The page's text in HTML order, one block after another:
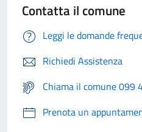
Contatta il comune
Leggi le domande
Richiedi Assistenza
Chiama il comune 099
Prenota un